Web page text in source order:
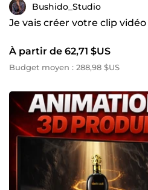
l'autre côté 🥇 Bushido Studio
Bushido_Studio
Je vais créer votre clip
À partir de 62,71 $US
Budget moyen : 288,98 $US